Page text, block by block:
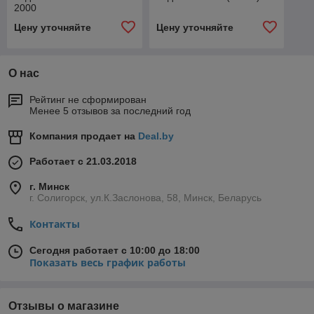
2000
Цену уточняйте
Цену уточняйте
О нас
Рейтинг не сформирован
Менее 5 отзывов за последний год
Компания продает на Deal.by
Работает с 21.03.2018
г. Минск
г. Солигорск, ул.К.Заслонова, 58, Минск, Беларусь
Контакты
Сегодня работает с 10:00 до 18:00
Показать весь график работы
Отзывы о магазине